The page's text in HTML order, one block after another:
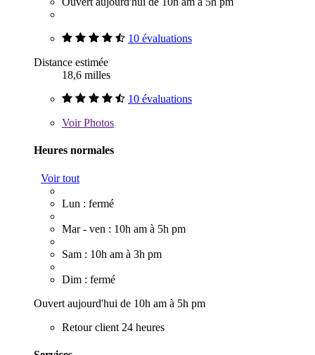
10 évaluations
Distance estimée
18,6 milles
10 évaluations
VoirPhotos
Heures normales
Voir tout
Lun : fermé
Mar - ven : 10h am à 5h pm
Sam : 10h am à 3h pm
Dim : fermé
Ouvert aujourd'hui de 10h am à 5h pm
Retour client 24 heures